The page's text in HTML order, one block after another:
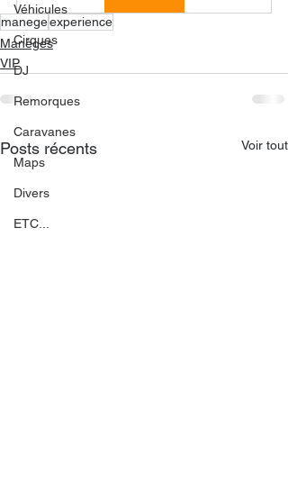
Véhicules
Cirques
DJ
Remorques
Caravanes
Maps
Divers
ETC...
manegeexperience
Manèges
VIP
Posts récents Voir tout